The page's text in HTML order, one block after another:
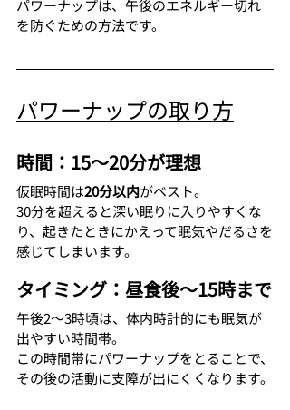
パワーナップは、午後のエネルギー切れ
を防ぐための方法です。
パワーナップの取り方
時間：15〜20分が理想
仮眠時間は20分以内がベスト。
30分を超えると深い眠りに入りやすくな
り、起きたときにかえって眠気やだるさを
感じてしまいます。
タイミング：昼食後〜15時まで
午後2〜3時頃は、体内時計的にも眠気が
出やすい時間帯。
この時間帯にパワーナップをとることで、
その後の活動に支障が出にくくなります。